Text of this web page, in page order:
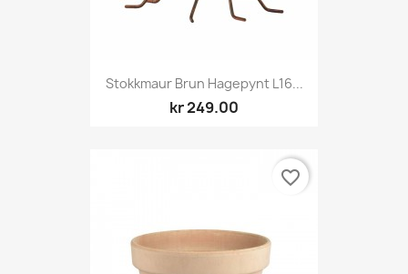
Stokkmaur Brun Hagepynt L16...
kr 249.00
favorite_border